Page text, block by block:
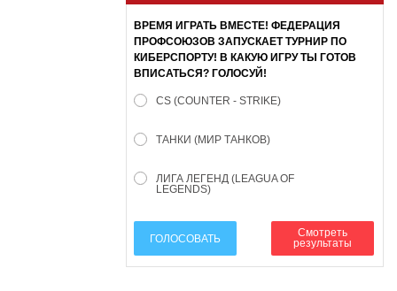
ВРЕМЯ ИГРАТЬ ВМЕСТЕ! ФЕДЕРАЦИЯ
ПРОФСОЮЗОВ ЗАПУСКАЕТ ТУРНИР ПО
КИБЕРСПОРТУ! В КАКУЮ ИГРУ ТЫ ГОТОВ
ВПИСАТЬСЯ? ГОЛОСУЙ!
CS (COUNTER - STRIKE)
ТАНКИ (МИР ТАНКОВ)
ЛИГА ЛЕГЕНД (LEAGUA OF
LEGENDS)
ГОЛОСОВАТЬ
Смотреть
результаты